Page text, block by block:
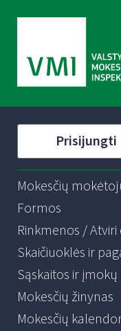
Prisijungti
Mokesčių
Formos
Rinkmenos /
Skaičiuoklės ir
Sąskaitos ir
Mokesčių žinynas
Mokesčių